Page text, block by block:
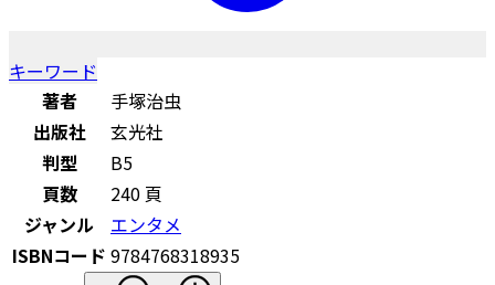
キーワード
著者
手塚治虫
出版社
玄光社
判型
B5
頁数
240 頁
ジャンル
エンタメ
ISBNコード 9784768318935